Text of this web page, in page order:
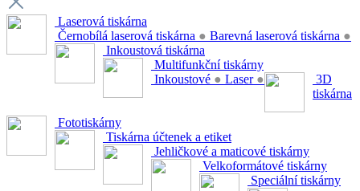
Laserová tiskárna
Černobílá laserová tiskárna ● Barevná laserová tiskárna ●
Inkoustová tiskárna
Multifunkční tiskárny
Inkoustové ● Laser ●
3D
tiskárna
Fototiskárny
Tiskárna účtenek a etiket
Jehličkové a maticové tiskárny
Velkoformátové tiskárny
Speciální tiskárny